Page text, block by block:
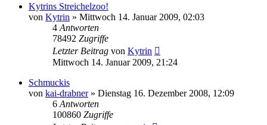
Kytrins Streichelzoo!
von Kytrin » Mittwoch 14. Januar 2009, 02:03
4 Antworten
78492 Zugriffe
Letzter Beitrag von Kytrin
Mittwoch 14. Januar 2009, 21:24
Schmuckis
von kai-drabner» Dienstag 16. Dezember 2008, 12:09
6 Antworten
100860 Zugriffe